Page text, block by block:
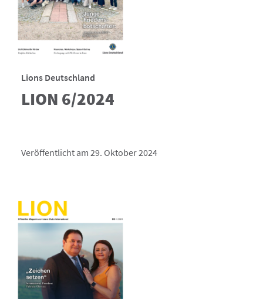
Lions Deutschland
LION 6/2024
Veröffentlicht am 29. Oktober 2024